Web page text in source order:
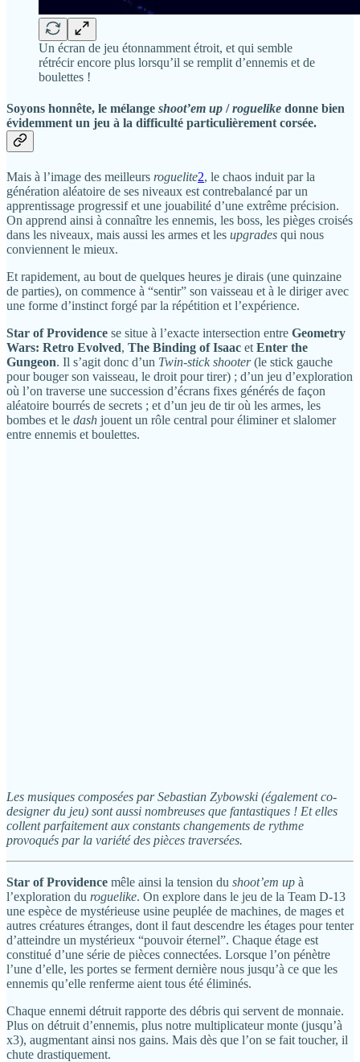
Un écran de jeu étonnamment étroit, et qui semble
rétrécir encore plus lorsqu’il se remplit d’ennemis et de
boulettes !
Soyons honnête, le mélange shoot’em up /roguelike donne bien
évidemment un jeu à la difficulté particulièrement corsée.
Mais à l’image des meilleurs roguelite2, le chaos induit par la
génération aléatoire de ses niveaux est contrebalancé par un
apprentissage progressif et une jouabilité d’une extrême précision.
On apprend ainsi à connaître les ennemis, les boss, les pièges croisés
dans les niveaux, mais aussi les armes et les upgrades qui nous
conviennent le mieux.
Et rapidement, au bout de quelques heures je dirais (une quinzaine
de parties), on commence à “sentir” son vaisseau et à le diriger avec
une forme d’instinct forgé par la répétition et l’expérience.
Star of Providence se situe à l’exacte intersection entre Geometry
Wars: Retro Evolved, The Binding of Isaac et Enter the
Gungeon. Il s’agit donc d’un Twin-stick shooter(le stick gauche
pour bouger son vaisseau, le droit pour tirer) ; d’un jeu d’exploration
où l’on traverse une succession d’écrans fixes générés de façon
aléatoire bourrés de secrets ; et d’un jeu de tir où les armes, les
bombes et le dash jouent un rôle central pour éliminer et slalomer
entre ennemis et boulettes.
Les musiques composées par Sebastian Zybowski (également co-
designer du jeu) sont aussi nombreuses que fantastiques ! Et elles
collent parfaitement aux constants changements de rythme
provoqués par la variété des pièces traversées.
Star of Providence mêle ainsi la tension du shoot’em up à
l’exploration du roguelike. On explore dans le jeu de la Team D-13
une espèce de mystérieuse usine peuplée de machines, de mages et
autres créatures étranges, dont il faut descendre les étages pour tenter
d’atteindre un mystérieux “pouvoir éternel”. Chaque étage est
constitué d’une série de pièces connectées. Lorsque l’on pénètre
l’une d’elle, les portes se ferment dernière nous jusqu’à ce que les
ennemis qu’elle renferme aient tous été éliminés.
Chaque ennemi détruit rapporte des débris qui servent de monnaie.
Plus on détruit d’ennemis, plus notre multiplicateur monte (jusqu’à
x3), augmentant ainsi nos gains. Mais dès que l’on se fait toucher, il
chute drastiquement.